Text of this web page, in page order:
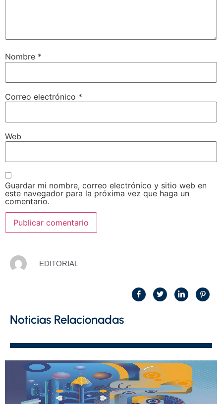
Nombre *
Correo electrónico *
Web
Guardar mi nombre, correo electrónico y sitio web en
este navegador para la próxima vez que haga un
comentario.
EDITORIAL
Noticias Relacionadas